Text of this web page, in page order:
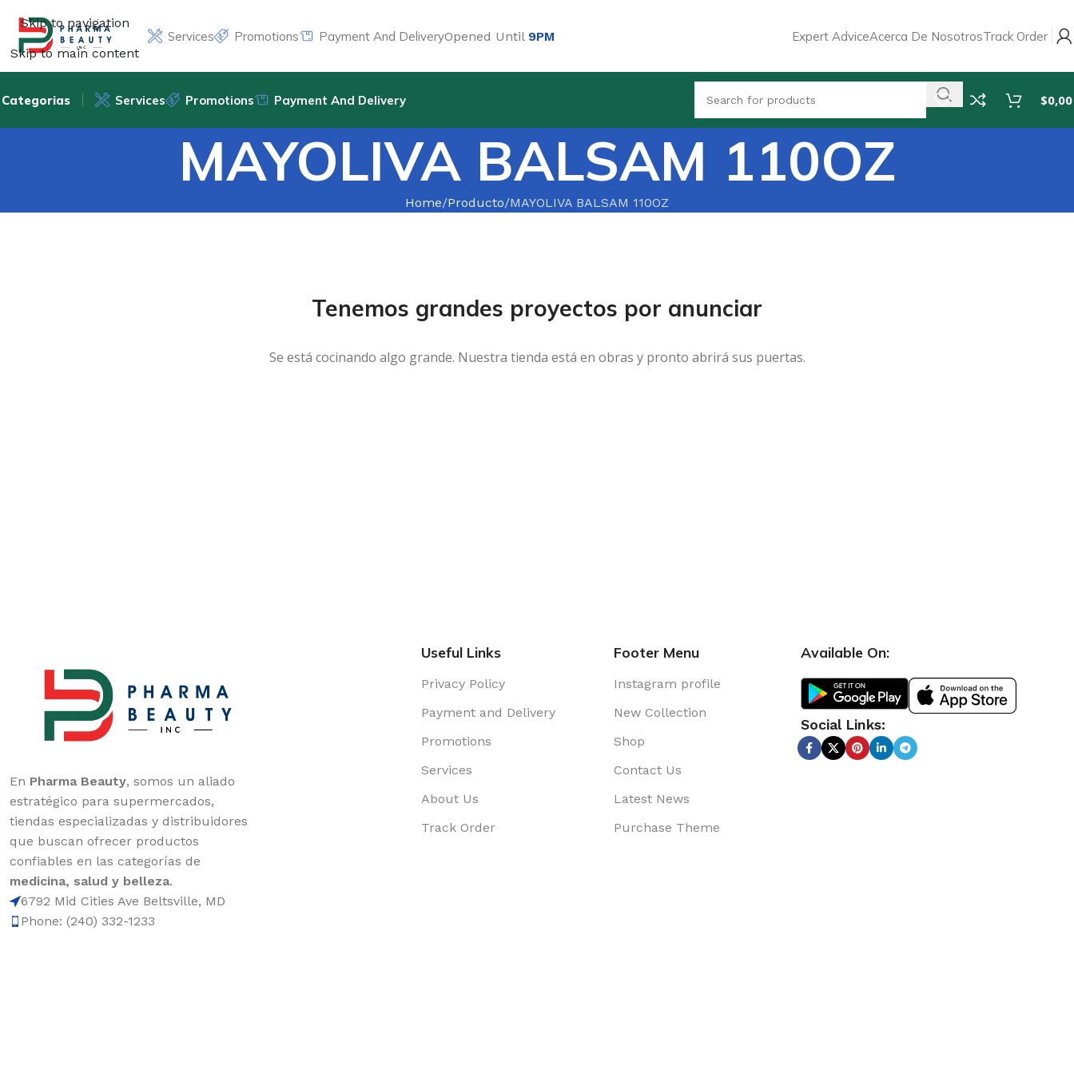
Skip to navigation
Skip to main content
Services Promotions Payment And DeliveryOpened Until 9PM Expert AdviceAcerca De NosotrosTrack Order
Categorias Services Promotions Payment And Delivery $0,00
MAYOLIVA BALSAM 110OZ
Home Producto MAYOLIVA BALSAM 110OZ
Tenemos grandes proyectos por anunciar
Se está cocinando algo grande. Nuestra tienda está en obras y pronto abrirá sus puertas.
En Pharma Beauty, somos un aliado
estratégico para supermercados,
tiendas especializadas y distribuidores
que buscan ofrecer productos
confiables en las categorías de
medicina, salud y belleza.
6792 Mid Cities Ave Beltsville, MD
Phone: (240) 332-1233
Useful Links
Privacy Policy
Payment and Delivery
Promotions
Services
About Us
Track Order
Footer Menu
Instagram profile
New Collection
Shop
Contact Us
Latest News
Purchase Theme
Available On:
Social Links: